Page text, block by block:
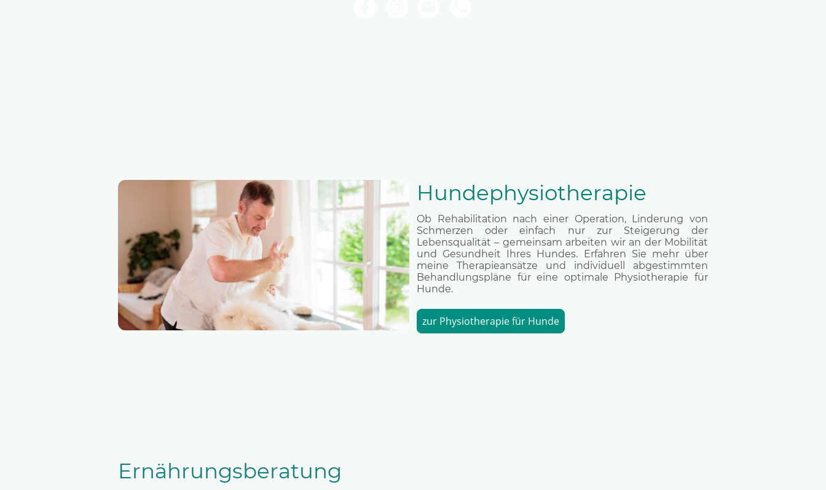
Hundephysiotherapie
zur Physiotherapie für Hunde
Ob Rehabilitation nach einer Operation, Linderung von
Schmerzen oder einfach nur zur Steigerung der
Lebensqualität – gemeinsam arbeiten wir an der Mobilität
und Gesundheit Ihres Hundes. Erfahren Sie mehr über
meine Therapieansätze und individuell abgestimmten
Behandlungspläne für eine optimale Physiotherapie für
Hunde.
Ernährungsberatung